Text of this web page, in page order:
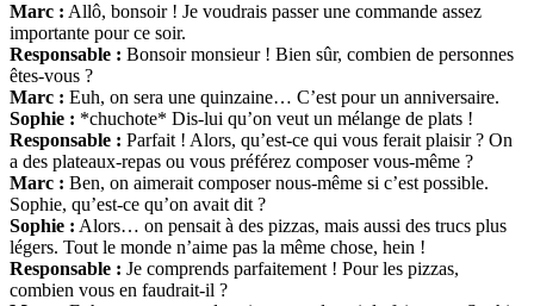
Marc : Allô, bonsoir ! Je voudrais passer une commande assez
importante pour ce soir.
Responsable : Bonsoir monsieur ! Bien sûr, combien de personnes
êtes-vous ?
Marc : Euh, on sera une quinzaine… C’est pour un anniversaire.
Sophie : *chuchote* Dis-lui qu’on veut un mélange de plats !
Responsable : Parfait ! Alors, qu’est-ce qui vous ferait plaisir ? On
a des plateaux-repas ou vous préférez composer vous-même ?
Marc : Ben, on aimerait composer nous-même si c’est possible.
Sophie, qu’est-ce qu’on avait dit ?
Sophie : Alors… on pensait à des pizzas, mais aussi des trucs plus
légers. Tout le monde n’aime pas la même chose, hein !
Responsable : Je comprends parfaitement ! Pour les pizzas,
combien vous en faudrait-il ?